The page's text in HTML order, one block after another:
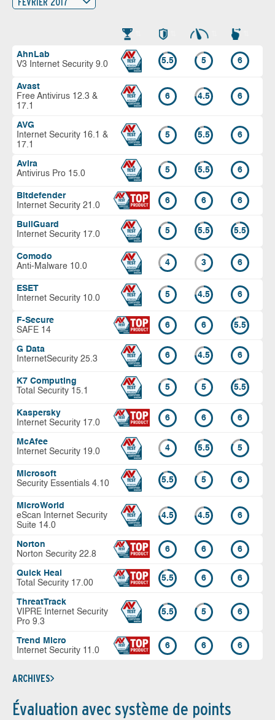
AhnLab
V3 Internet Security 9.0
5.5 5 6
Avast
Free Antivirus 12.3 &
17.1
6 4.5 6
AVG
Internet Security 16.1 &
17.1
5 5.5 6
Avira
Antivirus Pro 15.0
5 5.5 6
Bitdefender
Internet Security 21.0
6 6 6
BullGuard
Internet Security 17.0
5 5.5 5.5
Comodo
Anti-Malware 10.0
4 3 6
ESET
Internet Security 10.0
5 4.5 6
F-Secure
SAFE 14
6 6 5.5
G Data
InternetSecurity 25.3
6 4.5 6
K7 Computing
Total Security 15.1
5 5 5.5
Kaspersky
Internet Security 17.0
6 6 6
McAfee
Internet Security 19.0
4 5.5 5
Microsoft
Security Essentials 4.10
5.5 5 6
MicroWorld
eScan Internet Security
Suite 14.0
4.5 4.5 6
Norton
Norton Security 22.8
6 6 6
Quick Heal
Total Security 17.00
5.5 6 6
ThreatTrack
VIPRE Internet Security
Pro 9.3
5.5 5 6
Trend Micro
Internet Security 11.0
6 6 6
ARCHIVES
Évaluation avec système de points